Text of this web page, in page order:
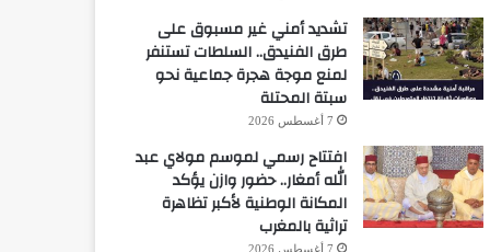
تشديد أمني غير مسبوق على
طرق الفنيدق.. السلطات تستنفر
لمنع موجة هجرة جماعية نحو
سبتة المحتلة
7 أغسطس 2026
افتتاح رسمي لموسم مولاي عبد
الله أمغار.. حضور وازن يؤكد
المكانة الوطنية لأكبر تظاهرة
تراثية بالمغرب
7 أغسطس 2026